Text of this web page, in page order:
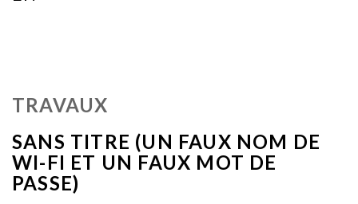
TRAVAUX
SANS TITRE (UN FAUX NOM DE
WI-FI ET UN FAUX MOT DE
PASSE)